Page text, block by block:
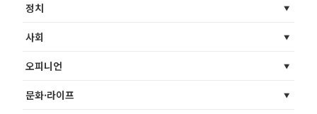
정치
사회
오피니언
문화·라이프